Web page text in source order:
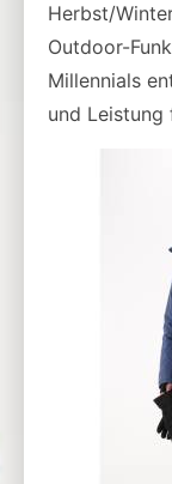
Herbst/
Outdoor-
Millennials
und Leistung